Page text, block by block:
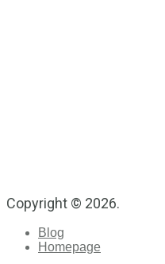
Copyright © 2026.
Blog
Homepage